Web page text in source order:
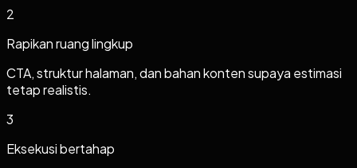
2
Rapikan ruang lingkup
CTA, struktur halaman, dan bahan konten supaya estimasi
tetap realistis.
3
Eksekusi bertahap